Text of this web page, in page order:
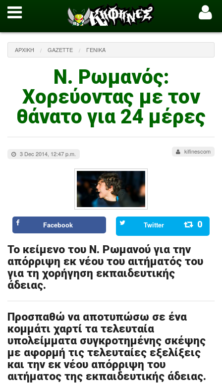
ΑΡΧΙΚΉ GAZETTE ΓΕΝΙΚΆ
Ν. Ρωμανός:
Χορεύοντας με τον
θάνατο για 24 μέρες
3 Dec 2014, 12:47 p.m. kifinescom
Facebook Twitter 0
Το κείμενο του Ν. Ρωμανού για την
απόρριψη εκ νέου του αιτήματός του
για τη χορήγηση εκπαιδευτικής
άδειας.
Προσπαθώ να αποτυπώσω σε ένα
κομμάτι χαρτί τα τελευταία
υπολείμματα συγκροτημένης σκέψης
με αφορμή τις τελευταίες εξελίξεις
και την εκ νέου απόρριψη του
αιτήματος της εκπαιδευτικής άδειας.